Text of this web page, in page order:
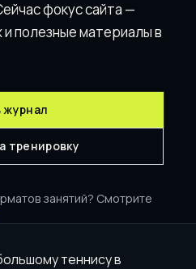
фокус сайта —
полезные материалы в
журнал
тренировку
занятий? Смотрите
теннису в